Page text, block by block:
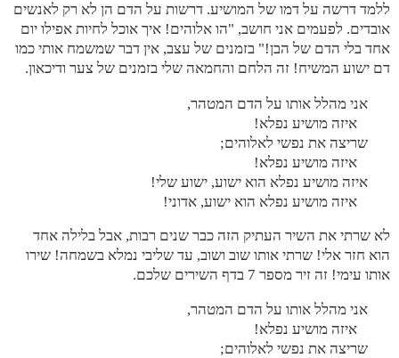
ללמד דרשה על דמו של המושיע. דרשות על הדם הן לא רק לאנשים
אובדים. לפעמים אני חושב, "הו אלוהים! איך אוכל לחיות אפילו יום
אחד בלי הדם של הבן!" בזמנים של עצב, אין דבר שמשמח אותי כמו
דם ישוע המשיח! זה הלחם והחמאה שלי בזמנים של צער ודיכאון.
אני מהלל אותו על הדם המטהר,
איזה מושיע נפלא!
שריצה את נפשי לאלוהים;
איזה מושיע נפלא!
איזה מושיע נפלא הוא ישוע, ישוע שלי!
איזה מושיע נפלא הוא ישוע, אדוני!
לא שרתי את השיר העתיק הזה כבר שנים רבות, אבל בלילה אחד
הוא חזר אלי! שרתי אותו שוב ושוב, עד שליבי נמלא בשמחה! שירו
אותו עימי! זה זיר מספר 7 בדף השירים שלכם.
אני מהלל אותו על הדם המטהר,
איזה מושיע נפלא!
שריצה את נפשי לאלוהים;